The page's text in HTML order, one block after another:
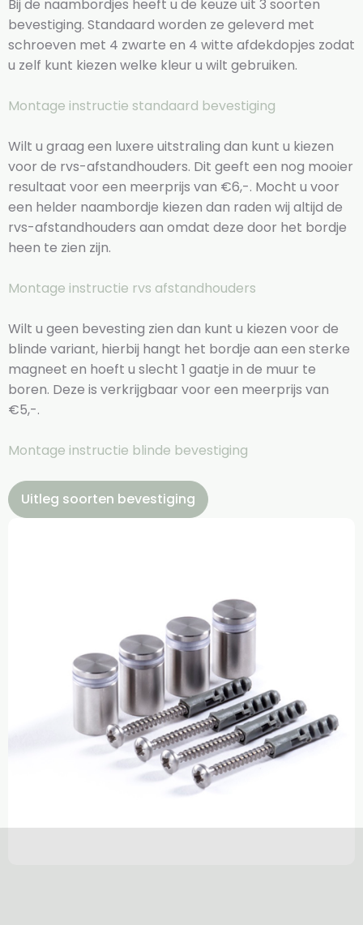
Bij de naambordjes heeft u de keuze uit 3 soorten
bevestiging. Standaard worden ze geleverd met
schroeven met 4 zwarte en 4 witte afdekdopjes zodat
u zelf kunt kiezen welke kleur u wilt gebruiken.
Montage instructie standaard bevestiging
Wilt u graag een luxere uitstraling dan kunt u kiezen
voor de rvs-afstandhouders. Dit geeft een nog mooier
resultaat voor een meerprijs van €6,-. Mocht u voor
een helder naambordje kiezen dan raden wij altijd de
rvs-afstandhouders aan omdat deze door het bordje
heen te zien zijn.
Montage instructie rvs afstandhouders
Wilt u geen bevesting zien dan kunt u kiezen voor de
blinde variant, hierbij hangt het bordje aan een sterke
magneet en hoeft u slecht 1 gaatje in de muur te
boren. Deze is verkrijgbaar voor een meerprijs van
€5,-.
Montage instructie blinde bevestiging
Uitleg soorten bevestiging